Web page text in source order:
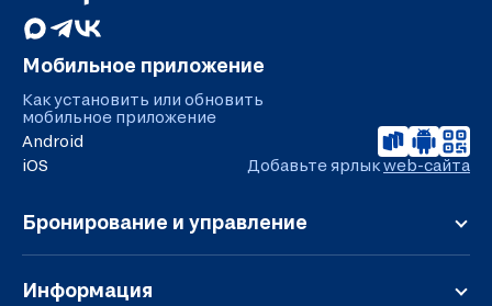
Мобильное приложение
Как установить или обновить
мобильное приложение
Android
iOS
Добавьте ярлыкweb-сайта
Бронирование и управление
Регистрация
Онлайн-табло
Информация